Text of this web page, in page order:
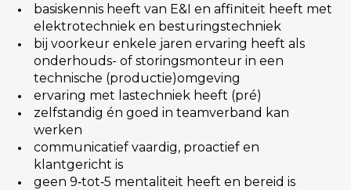
basiskennis heeft van E&I en affiniteit heeft met
elektrotechniek en besturingstechniek
bij voorkeur enkele jaren ervaring heeft als
onderhouds- of storingsmonteur in een
technische (productie)omgeving
ervaring met lastechniek heeft (pré)
zelfstandig én goed in teamverband kan
werken
communicatief vaardig, proactief en
klantgericht is
geen 9‑tot‑5 mentaliteit heeft en bereid is